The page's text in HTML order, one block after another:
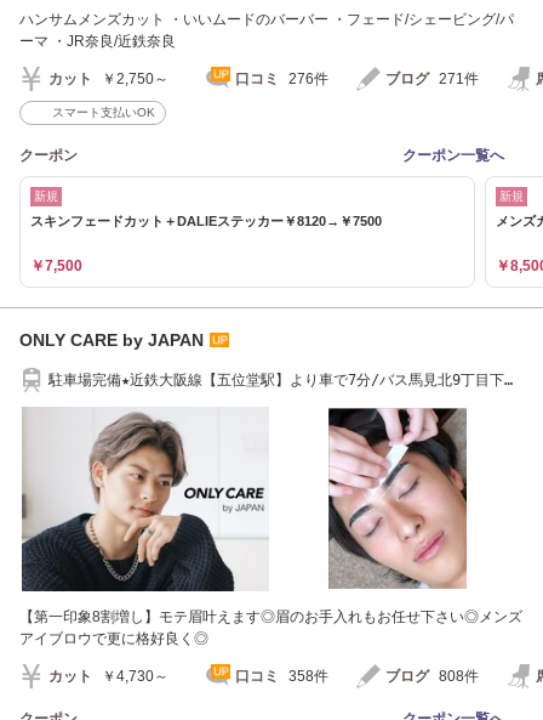
ハンサムメンズカット ・いいムードのバーバー ・フェード/シェービング/パ
ーマ ・JR奈良/近鉄奈良
カット ￥2,750～ 口コミ 276件 ブログ 271件
スマート支払いOK
クーポン クーポン一覧へ
新規
スキンフェードカット＋DALIEステッカー￥8120→￥7500
￥7,500
新規
メンズ
￥
ONLY CARE by JAPAN
駐車場完備★近鉄大阪線【五位堂駅】より車で7分/バス馬見北9丁目下車
【第一印象8割増し】モテ眉叶えます◎眉のお手入れもお任せ下さい◎メンズ
アイブロウで更に格好良く◎
カット ￥4,730～ 口コミ 358件 ブログ 808件